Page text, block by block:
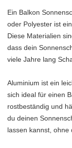
Ein Balkon
oder Polyester ist
Diese Materialien
dass dein
viele Jahre lang
Aluminium ist ein
sich ideal für einen
rostbeständig und
du deinen
lassen kannst, ohne